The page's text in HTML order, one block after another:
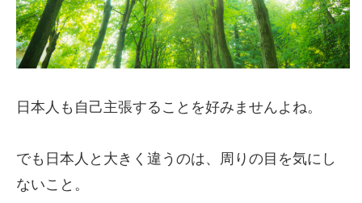
日本人も自己主張することを好みませんよね。
でも日本人と大きく違うのは、 周りの目を気にし
ないこと。